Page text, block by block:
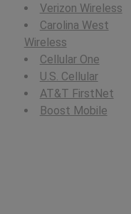
Verizon Wireless
Carolina West
Wireless
Cellular One
U.S. Cellular
AT&T FirstNet
Boost Mobile